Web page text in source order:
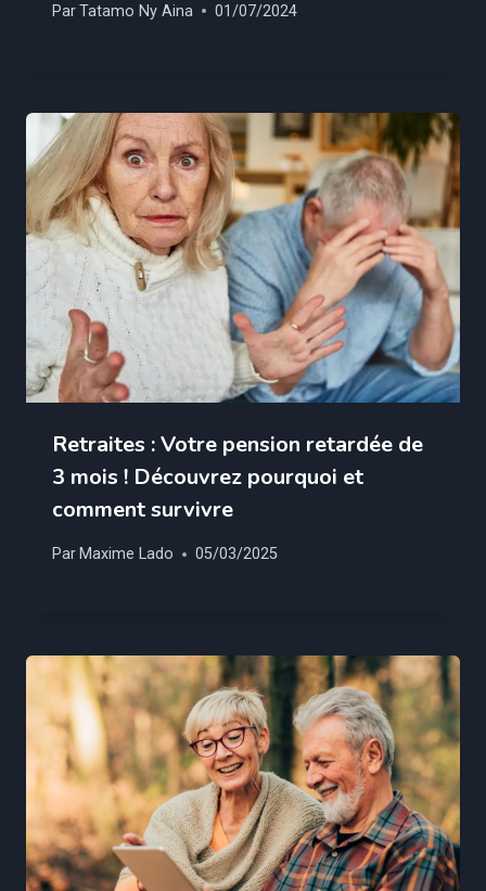
ParTatamo Ny Aina 01/07/2024
Retraites : Votre pension retardée de
3 mois ! Découvrez pourquoi et
comment survivre
Par Maxime Lado 05/03/2025